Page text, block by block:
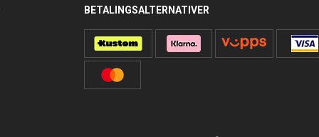
BETALINGSALTERNATIVER